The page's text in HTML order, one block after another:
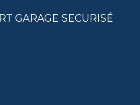
GARAGE SECURISÉ